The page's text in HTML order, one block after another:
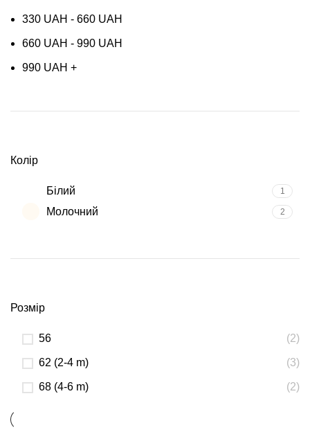
330 UAH - 660 UAH
660 UAH - 990 UAH
990 UAH +
Колір
Білий 1
Молочний 2
Розмір
56 (2)
62 (2-4 m) (3)
68 (4-6 m) (2)